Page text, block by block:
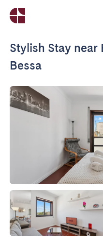
Stylish Stay near
Bessa